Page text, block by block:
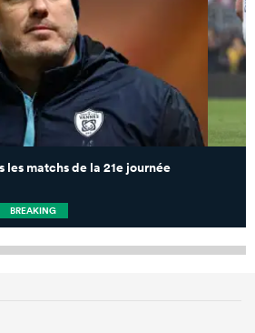
les matchs de la 21e journée
BREAKING